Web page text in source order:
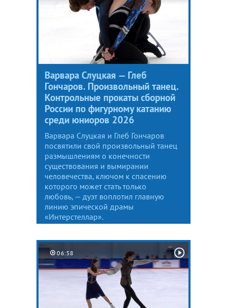
Варвара Слуцкая — Глеб
Гончаров. Произвольный танец.
Контрольные прокаты сборной
России по фигурному катанию
среди юниоров 2026
Варвара Слуцкая и Глеб Гончаров
посвятили свой произвольный танец
размышлениям о конечности
существования и вымирании
человечества, ключом к спасению
которого может стать только
любовь, — дуэт воплотил главную
линию эпической драмы
«Интерстеллар».
06:58